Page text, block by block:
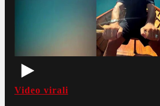
Video virali